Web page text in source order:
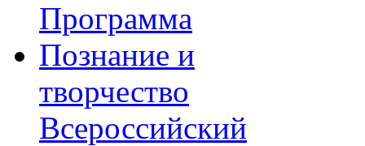
Программа
Познание и
творчество
Всероссийский